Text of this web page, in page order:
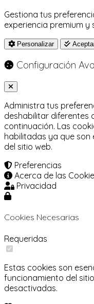
Gestiona tus
experiencia premium y
Personalizar
Configuración
Administra tus
deshabilitar diferentes
continuación. Las
habilitadas ya que son
del sitio web.
Preferencias
Acerca de las
Privacidad
Cookies Necesarias
Requeridas
Estas cookies son
funcionamiento del
desactivadas.